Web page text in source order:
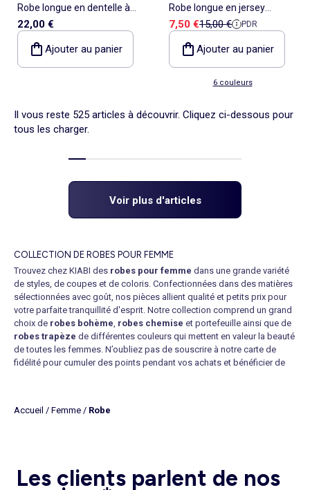
Robe longue en dentelle à
fines bretelles
22,00 €
Ajouter au panier
Robe longue en jersey
manches courtes
Prix de vente
7,50 €Prix de référence
15,00 € PDR
Ajouter au panier
6 couleurs
Il vous reste 525 articles à découvrir. Cliquez ci-dessous pour
tous les charger.
Voir plus d'articles
COLLECTION DE ROBES POUR FEMME
Trouvez chez KIABI des robes pour femme dans une grande variété
de styles, de coupes et de coloris. Confectionnées dans des matières
sélectionnées avec goût, nos pièces allient qualité et petits prix pour
votre parfaite tranquillité d'esprit. Notre collection comprend un grand
choix de robes bohème robes chemise et portefeuille ainsi que de
robes trapèze de différentes couleurs qui mettent en valeur la beauté
de toutes les femmes. N’oubliez pas de souscrire à notre carte de
fidélité pour cumuler des points pendant vos achats et bénéficier de
grandes), nos pièces se déclinent en version
trouver parmi nos
Découvrez en quelques clics la sélection disponible dans notre
Accueil / Femme / Robe
Les clients parlent de nos